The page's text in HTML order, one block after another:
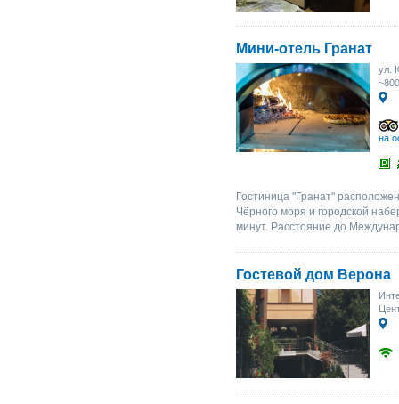
Мини-отель Гранат
ул.
на
Гостиница "Гранат"
Чёрного моря и городской
минут. Расстояние до
Гостевой дом Верона